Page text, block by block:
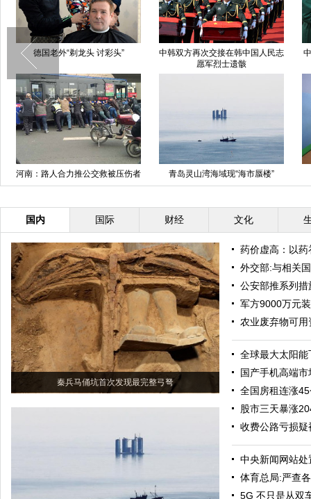
国老外“剃龙头 讨彩头”
中韩双方再次交接在韩中国人民志
愿军烈士遗骸
中国日报
路人合力推公交救被压伤者 青岛灵山湾海域现“海市蜃楼”
国内 国际 财经 文化
秦兵马俑坑首次发现最完整弓弩
药价虚高：以
外交部:与相关
公安部推系列
军方9000万元
农业废弃物可
全球最大太阳
国产手机高端市
全国房租连涨
股市三天暴涨
收费公路亏损
中央新闻网站
体育总局:严查
5G 不只是从双